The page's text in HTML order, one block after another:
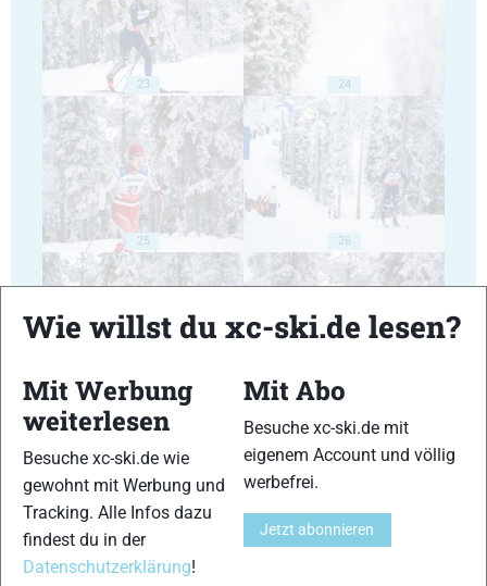
23 24
25 26
27 28
Wie willst du xc-ski.de lesen?
Mit Werbung
weiterlesen
Besuche xc-ski.de wie
gewohnt mit Werbung und
Tracking. Alle Infos dazu
findest du in der
Datenschutzerklärung!
Mit Abo
Besuche xc-ski.de mit
eigenem Account und völlig
werbefrei.
Jetzt abonnieren